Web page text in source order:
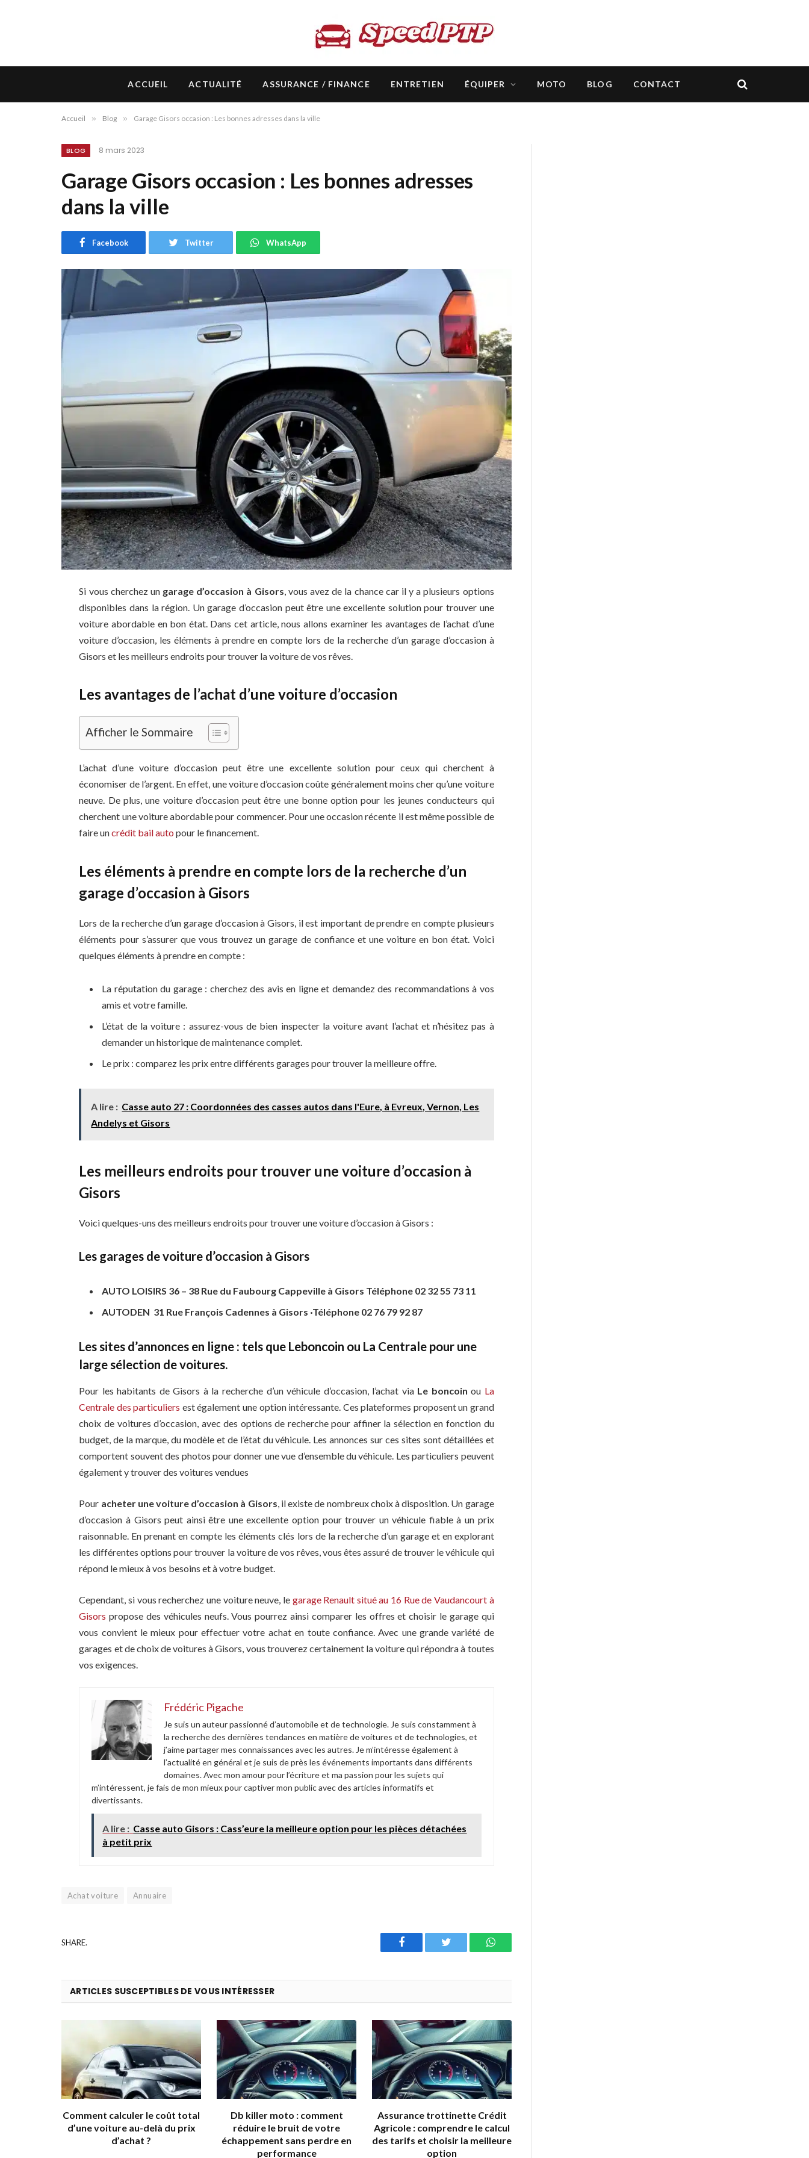
ACCUEIL ACTUALITÉ ASSURANCE / FINANCE ENTRETIEN ÉQUIPER MOTO BLOG CONTACT
Accueil » Blog » Garage Gisors occasion : Les bonnes adresses dans la ville
BLOG 8 mars 2023
Garage Gisors occasion : Les bonnes adresses
dans la ville
Facebook Twitter WhatsApp
Si vous cherchez un garage d’occasion à Gisors, vous avez de la chance car il y a plusieurs options
disponibles dans la région. Un garage d’occasion peut être une excellente solution pour trouver une
voiture abordable en bon état. Dans cet article, nous allons examiner les avantages de l’achat d’une
voiture d’occasion, les éléments à prendre en compte lors de la recherche d’un garage d’occasion à
Gisors et les meilleurs endroits pour trouver la voiture de vos rêves.
Les avantages de l’achat d’une voiture d’occasion
Afficher le Sommaire
L’achat d’une voiture d’occasion peut être une excellente solution pour ceux qui cherchent à
économiser de l’argent. En effet, une voiture d’occasion coûte généralement moins cher qu’une voiture
neuve. De plus, une voiture d’occasion peut être une bonne option pour les jeunes conducteurs qui
cherchent une voiture abordable pour commencer. Pour une occasion récente il est même possible de
faire uncrédit bail auto pour le financement.
Les éléments à prendre en compte lors de la recherche d’un
garage d’occasion à Gisors
Lors de la recherche d’un garage d’occasion à Gisors, il est important de prendre en compte plusieurs
éléments pour s’assurer que vous trouvez un garage de confiance et une voiture en bon état. Voici
quelques éléments à prendre en compte :
La réputation du garage : cherchez des avis en ligne et demandez des recommandations à vos
amis et votre famille.
L’état de la voiture : assurez-vous de bien inspecter la voiture avant l’achat et n’hésitez pas à
demander un historique de maintenance complet.
Le prix : comparez les prix entre différents garages pour trouver la meilleure offre.
A lire : Casse auto 27 : Coordonnées des casses autos dans l'Eure, à Evreux, Vernon, Les
Andelys et Gisors
Les meilleurs endroits pour trouver une voiture d’occasion à
Gisors
Voici quelques-uns des meilleurs endroits pour trouver une voiture d’occasion à Gisors :
Les garages de voiture d’occasion à Gisors
AUTO LOISIRS 36 – 38 Rue du Faubourg Cappeville à Gisors Téléphone 02 32 55 73 11
AUTODEN 31 Rue François Cadennes à Gisors ·Téléphone 02 76 79 92 87
Les sites d’annonces en ligne : tels que Leboncoin ou La Centrale pour une
large sélection de voitures.
Pour les habitants de Gisors à la recherche d’un véhicule d’occasion, l’achat via Le boncoin ou La
Centrale des particuliers est également une option intéressante. Ces plateformes proposent un grand
choix de voitures d’occasion, avec des options de recherche pour affiner la sélection en fonction du
budget, de la marque, du modèle et de l’état du véhicule. Les annonces sur ces sites sont détaillées et
comportent souvent des photos pour donner une vue d’ensemble du véhicule. Les particuliers peuvent
également y trouver des voitures vendues
Pour acheter une voiture d’occasion à Gisors, il existe de nombreux choix à disposition. Un garage
d’occasion à Gisors peut ainsi être une excellente option pour trouver un véhicule fiable à un prix
raisonnable. En prenant en compte les éléments clés lors de la recherche d’un garage et en explorant
les différentes options pour trouver la voiture de vos rêves, vous êtes assuré de trouver le véhicule qui
répond le mieux à vos besoins et à votre budget.
Cependant, si vous recherchez une voiture neuve, le garage Renault situé au 16 Rue de Vaudancourt à
Gisors propose des véhicules neufs. Vous pourrez ainsi comparer les offres et choisir le garage qui
vous convient le mieux pour effectuer votre achat en toute confiance. Avec une grande variété de
garages et de choix de voitures à Gisors, vous trouverez certainement la voiture qui répondra à toutes
vos exigences.
Frédéric Pigache
Je suis un auteur passionné d’automobile et de technologie. Je suis constamment à
la recherche des dernières tendances en matière de voitures et de technologies, et
j’aime partager mes connaissances avec les autres. Je m’intéresse également à
l’actualité en général et je suis de près les événements importants dans différents
domaines. Avec mon amour pour l’écriture et ma passion pour les sujets qui
m’intéressent, je fais de mon mieux pour captiver mon public avec des articles informatifs et
divertissants.
A lire : Casse auto Gisors : Cass’eure la meilleure option pour les pièces détachées
à petit prix
Achat voiture Annuaire
SHARE. Facebook Twitter WhatsApp
ARTICLES SUSCEPTIBLES DE VOUS INTÉRESSER
Comment calculer le coût total
d’une voiture au-delà du prix
d’achat ?
Db killer moto : comment
réduire le bruit de votre
échappement sans perdre en
performance
Assurance trottinette Crédit
Agricole : comprendre le calcul
des tarifs et choisir la meilleure
option